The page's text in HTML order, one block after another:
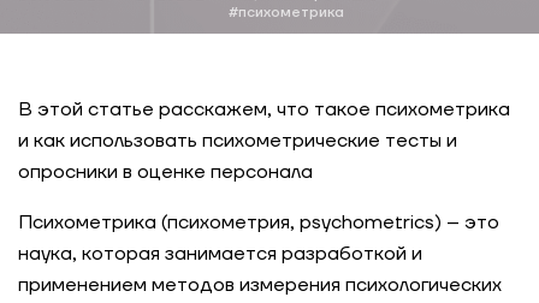
#психометрика
#тест способностей
В этой статье расскажем, что такое психометрика
и как использовать психометрические тесты и
опросники в оценке персонала
Психометрика (психометрия, psychometrics) – это
наука, которая занимается разработкой и
применением методов измерения психологических